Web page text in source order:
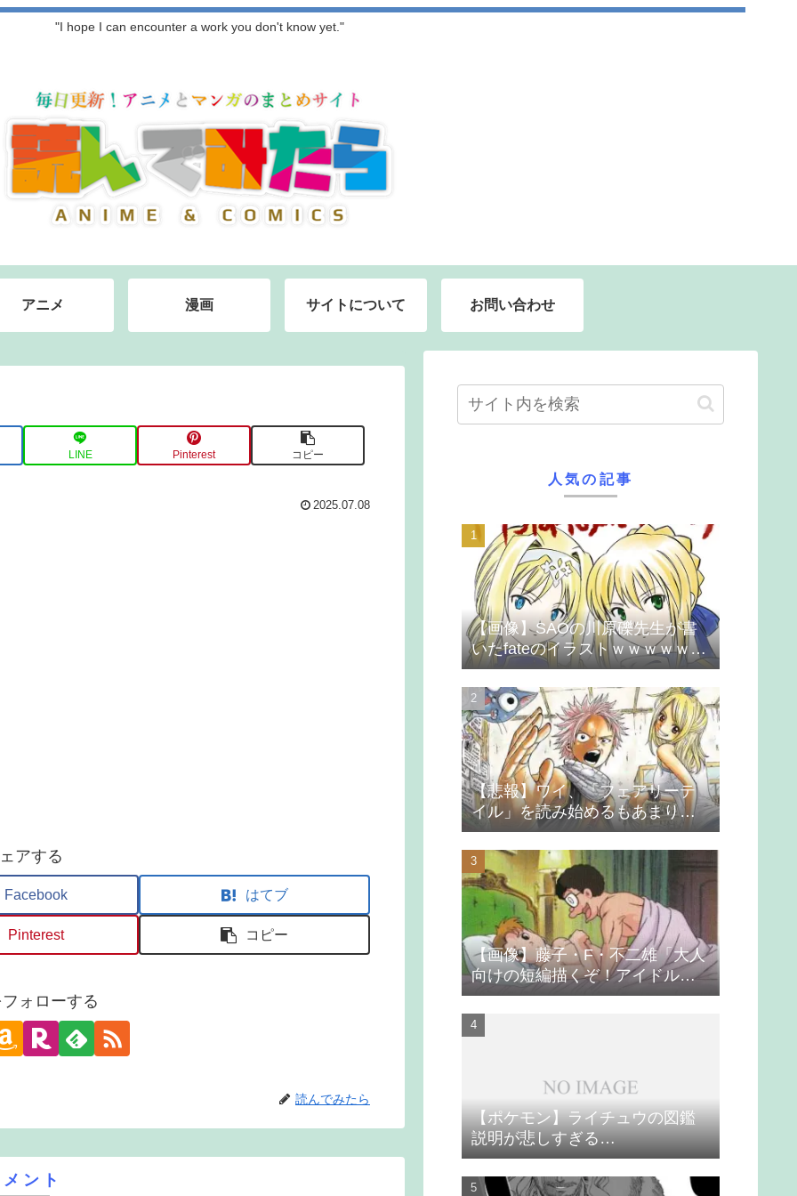
"I hope I can encounter a work you don't know yet."
アニメ 漫画 サイトについて お問い合わせ
LINE Pinterest コピー
2025.07.08
アする
Facebook はてブ
Pinterest コピー
ォローする
読んでみたら
ント
人気の記事
【画像】SAOの川原礫先生が書
いたfateのイラストｗｗｗｗｗｗ
ｗｗｗ
【悲報】ワイ、「フェアリーテ
イル」を読み始めるもあまりの
つまらなさに挫折する
【画像】藤子・F・不二雄「大人
向けの短編描くぞ！アイドルが
無理やり抱かれるシーン入れ
よ」
【ポケモン】ライチュウの図鑑
説明が悲しすぎる…